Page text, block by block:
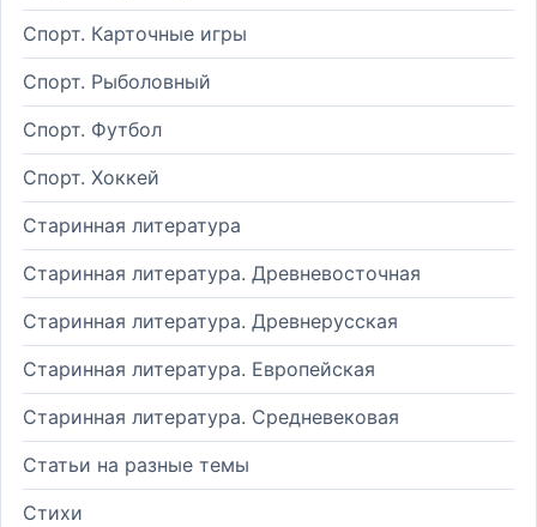
Спорт. Карточные игры
Спорт. Рыболовный
Спорт. Футбол
Спорт. Хоккей
Старинная литература
Старинная литература. Древневосточная
Старинная литература. Древнерусская
Старинная литература. Европейская
Старинная литература. Средневековая
Статьи на разные темы
Стихи